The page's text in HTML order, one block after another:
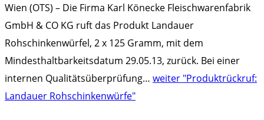
Wien (OTS) – Die Firma Karl Könecke Fleischwarenfabrik
GmbH & CO KG ruft das Produkt Landauer
Rohschinkenwürfel, 2 x 125 Gramm, mit dem
Mindesthaltbarkeitsdatum 29.05.13, zurück. Bei einer
internen Qualitätsüberprüfung… weiter "Produktrückruf:
Landauer Rohschinkenwürfe"